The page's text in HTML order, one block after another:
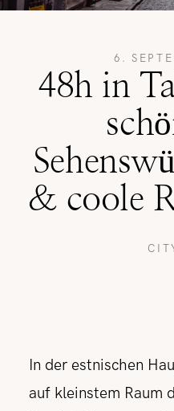
6.
48h in
& coole
In der estnischen
auf kleinstem Raum